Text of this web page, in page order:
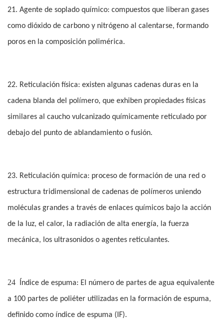
21. Agente de soplado químico: compuestos que liberan gases
como dióxido de carbono y nitrógeno al calentarse, formando
poros en la composición polimérica.
22. Reticulación física: existen algunas cadenas duras en la
cadena blanda del polímero, que exhiben propiedades físicas
similares al caucho vulcanizado químicamente reticulado por
debajo del punto de ablandamiento o fusión.
23. Reticulación química: proceso de formación de una red o
estructura tridimensional de cadenas de polímeros uniendo
moléculas grandes a través de enlaces químicos bajo la acción
de la luz, el calor, la radiación de alta energía, la fuerza
mecánica, los ultrasonidos o agentes reticulantes.
24 Índice de espuma: El número de partes de agua equivalente
a 100 partes de poliéter utilizadas en la formación de espuma,
definido como índice de espuma (IF).